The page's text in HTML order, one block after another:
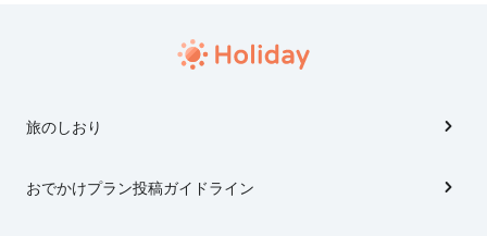
旅のしおり
おでかけプラン投稿ガイドライン